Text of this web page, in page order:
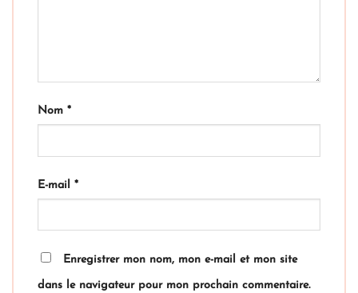
Nom *
E-mail *
Enregistrer mon nom, mon e-mail et mon site
dans le navigateur pour mon prochain commentaire.